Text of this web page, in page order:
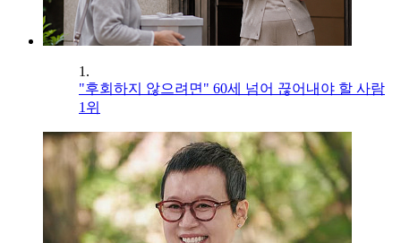
1.
"후회하지 않으려면" 60세 넘어 끊어내야 할 사람
1위